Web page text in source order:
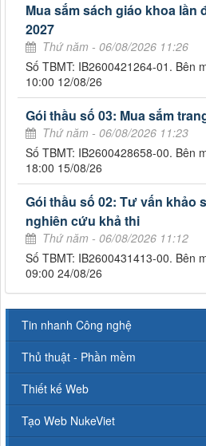
Mua sắm sách giáo khoa lần
2027
Thứ năm - 06/08/2026 11:26
Số TBMT: IB2600421264-01. Bên
10:00 12/08/26
Gói thầu số 03: Mua sắm
Thứ năm - 06/08/2026 11:23
Số TBMT: IB2600428658-00. Bên
18:00 15/08/26
Gói thầu số 02: Tư vấn khảo
nghiên cứu khả thi
Thứ năm - 06/08/2026 11:12
Số TBMT: IB2600431413-00. Bên
09:00 24/08/26
Tin nhanh Công nghệ
Thủ thuật - Phần mềm
Thiết kế Web
Tạo Web NukeViet